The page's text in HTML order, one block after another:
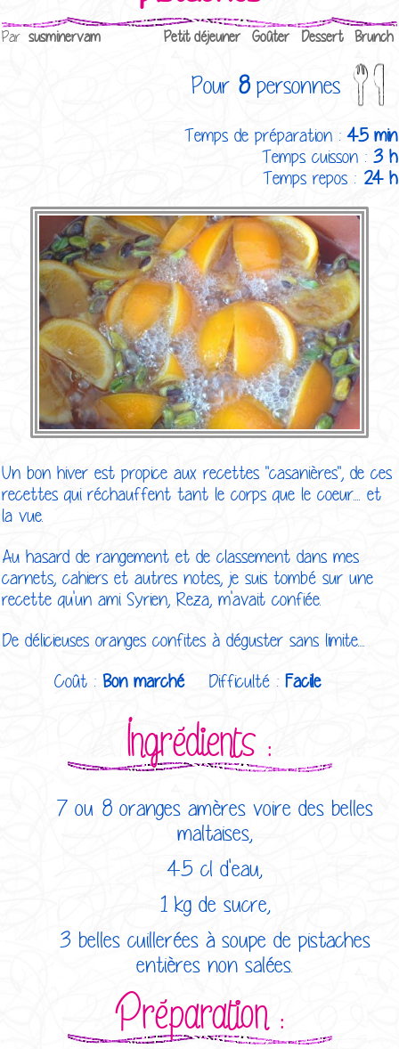
Par susminervam Petit déjeuner Goûter Dessert Brunch
Pour 8personnes
Temps de préparation :45 min
Temps cuisson : 3 h
Temps repos : 24 h
Un bon hiver est propice aux recettes "casanières", de ces
recettes qui réchauffent tant le corps que le coeur.... et
la vue.
Au hasard de rangement et de classement dans mes
carnets, cahiers et autres notes, je suis tombé sur une
recette qu'un ami Syrien, Reza, m'avait confiée.
De délicieuses oranges confites à déguster sans limite....
Coût : Bon marché Difficulté : Facile
Ingrédients :
7 ou 8 oranges amères voire des belles
maltaises,
45 cl d'eau,
1 kg de sucre,
3 belles cuillerées à soupe de pistaches
entières non salées.
Préparation :